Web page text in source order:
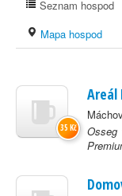
Seznam hospod
Mapa hospod
Areál
Osseg
35 Kč